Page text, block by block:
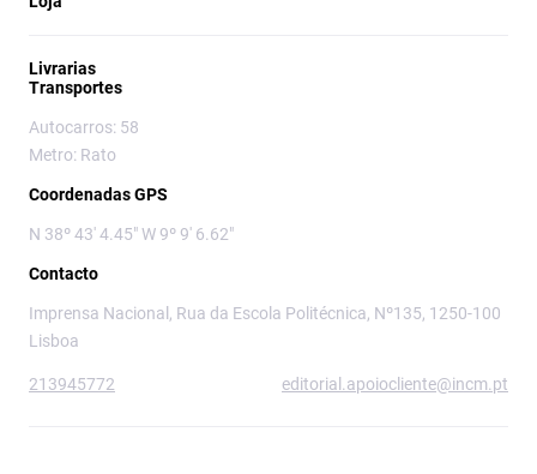
Livrarias
Transportes
Autocarros: 58
Metro: Rato
Coordenadas GPS
N 38º 43' 4.45" W 9º 9' 6.62"
Contacto
Imprensa Nacional, Rua da Escola Politécnica, Nº135, 1250-100
Lisboa
213945772 editorial.apoiocliente@incm.pt